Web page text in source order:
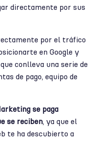
directamente por sus
por el tráfico
en Google y
conlleva una serie de
de pago, equipo de
se paga
se reciben, ya que el
te ha descubierto a